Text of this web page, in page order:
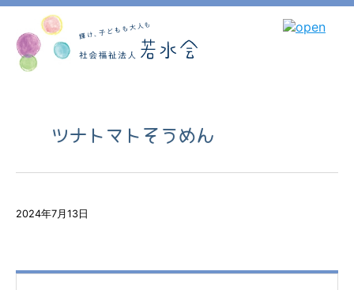
ツナトマトそうめん
2024年7月13日